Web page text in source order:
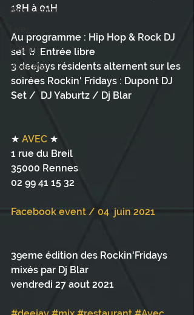
Bars & clubs
Dogfish
Open Mic
18H à 01H
Au programme : Hip Hop & Rock DJ
set 🤘 Entrée libre
3 deejays résidents alternent sur les
soirées Rockin' Fridays : Dupont DJ
Set /  DJ Yaburtz / Dj Blar
★ AVEC ★
1 rue du Breil
35000 Rennes
02 99 41 15 32
Facebook event / 04  juin 2021
39eme édition des Rockin'Fridays
mixés par Dj Blar
vendredi 27 aout 2021